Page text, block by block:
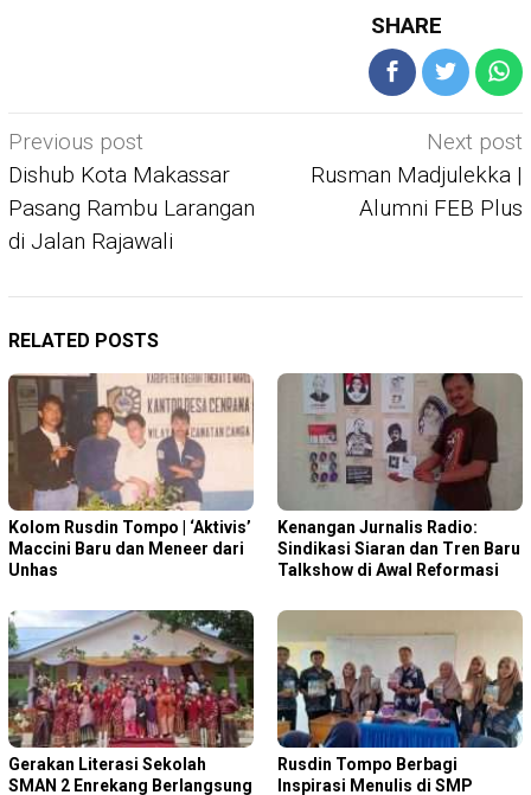
SHARE
Post
navigation
Previous post
Dishub Kota Makassar
Pasang Rambu Larangan
di Jalan Rajawali
Next post
Rusman Madjulekka |
Alumni FEB Plus
RELATED POSTS
Kolom Rusdin Tompo | ‘Aktivis’
Maccini Baru dan Meneer dari
Unhas
Kenangan Jurnalis Radio:
Sindikasi Siaran dan Tren Baru
Talkshow di Awal Reformasi
Gerakan Literasi Sekolah
SMAN 2 Enrekang Berlangsung
Rusdin Tompo Berbagi
Inspirasi Menulis di SMP